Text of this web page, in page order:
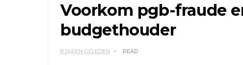
Voorkom pgb-fraude
budgethouder
8 JAREN GELEDEN READ